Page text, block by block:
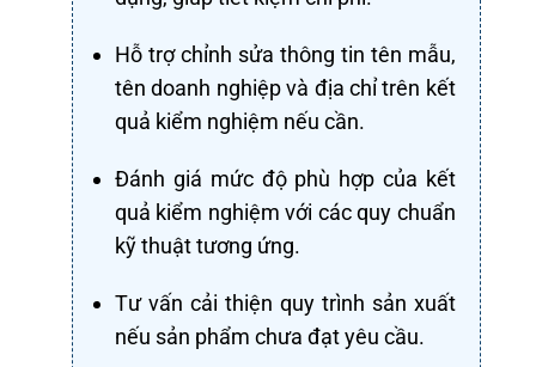
Hỗ trợ chỉnh sửa thông tin tên mẫu,
tên doanh nghiệp và địa chỉ trên kết
quả kiểm nghiệm nếu cần.
Đánh giá mức độ phù hợp của kết
quả kiểm nghiệm với các quy chuẩn
kỹ thuật tương ứng.
Tư vấn cải thiện quy trình sản xuất
nếu sản phẩm chưa đạt yêu cầu.